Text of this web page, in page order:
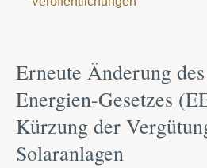
Erneute Änderung
Energien-Gesetzes
Kürzung der
Solaranlagen